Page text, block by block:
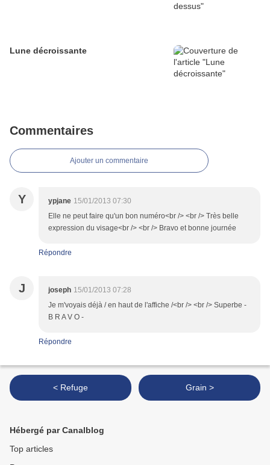
Lune décroissante
Commentaires
Ajouter un commentaire
Y ypjane 15/01/2013 07:30
Elle ne peut faire qu'un bon numéro<br /> <br /> Très belle
expression du visage<br /> <br /> Bravo et bonne journée
Répondre
J joseph 15/01/2013 07:28
Je m'voyais déjà / en haut de l'affiche /<br /> <br /> Superbe -
B R A V O -
Répondre
< Refuge Grain >
Hébergé par Canalblog
Top articles